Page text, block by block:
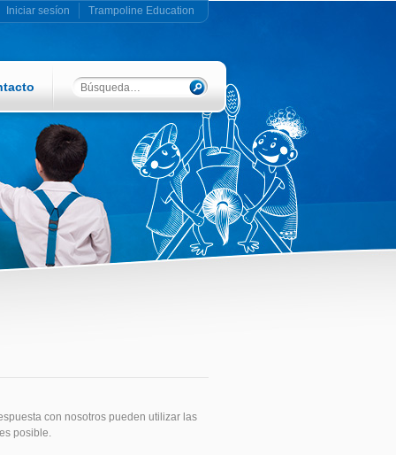
Iniciar sesíon Trampoline Education
con nosotros pueden utilizar las
posible.